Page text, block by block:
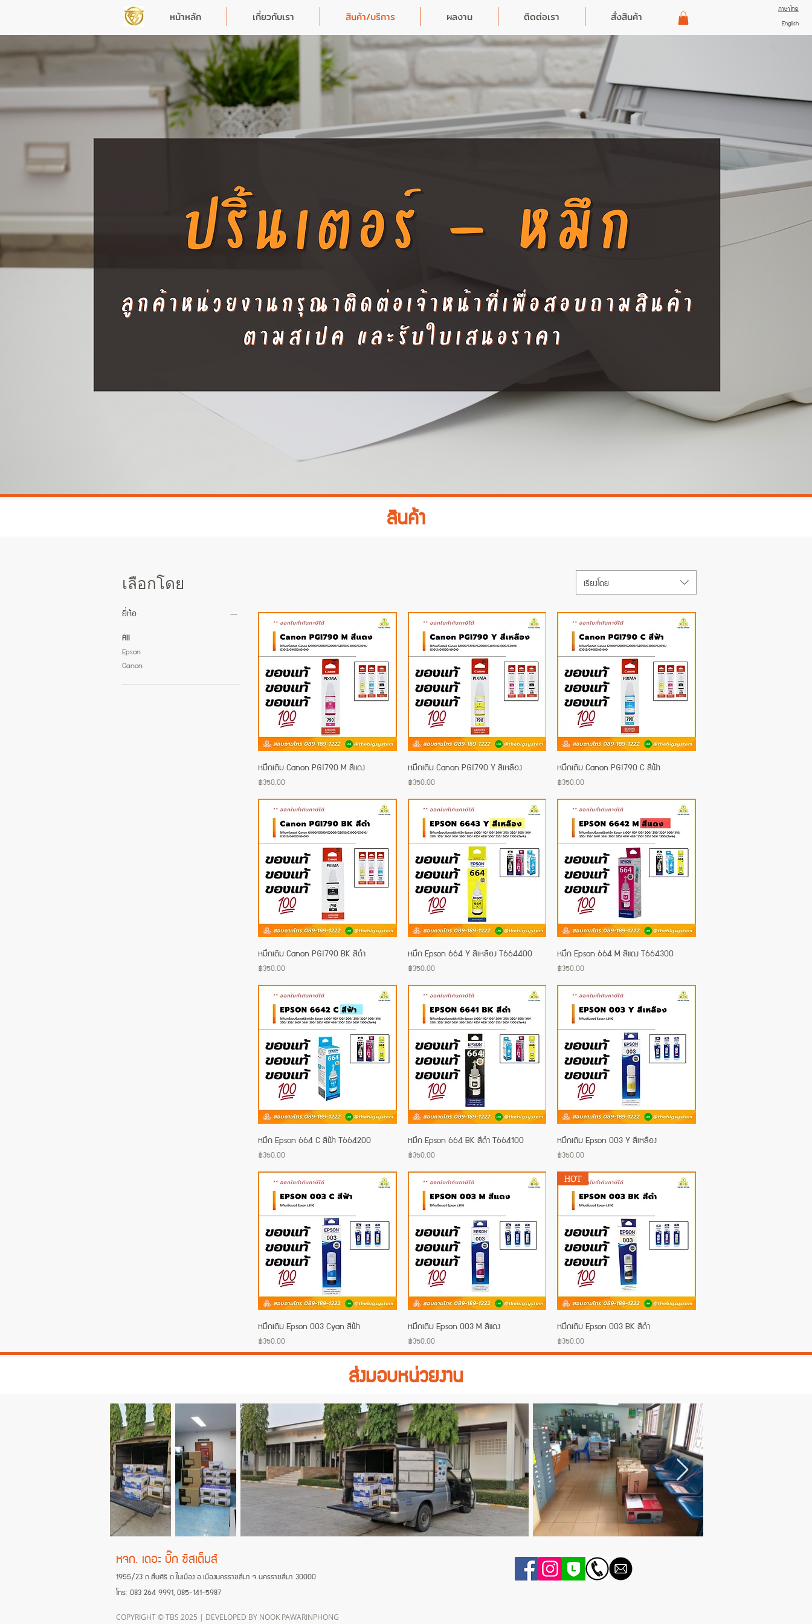
หน้าหลัก เกี่ยวกับเรา สินค้า/บริการ ผลงาน ติดต่อเรา สั่งสินค้า
ภาษาไทย
English
สินค้า
เลือกโดย
ยี่ห้อ
All
Epson
Canon
เรียงโดย
Quick View
หมึกเติม Canon PGI790 M สีแดง
Price
฿350.00
Quick View
หมึกเติม Canon PGI790 Y สีเหลือง
Price
฿350.00
Quick View
หมึกเติม Canon PGI790 C สีฟ้า
Price
฿350.00
Quick View
หมึกเติม Canon PGI790 BK สีดำ
Price
฿350.00
Quick View
หมึก Epson 664 Y สีเหลือง T664400
Price
฿350.00
Quick View
หมึก Epson 664 M สีแดง T664300
Price
฿350.00
Quick View
หมึก Epson 664 C สีฟ้า T664200
Price
฿350.00
Quick View
หมึก Epson 664 BK สีดำ T664100
Price
฿350.00
Quick View
หมึกเติม Epson 003 Y สีเหลือง
Price
฿350.00
Quick View
หมึกเติม Epson 003 Cyan สีฟ้า
Price
฿350.00
Quick View
หมึกเติม Epson 003 M สีแดง
Price
฿350.00
Quick View
HOT
หมึกเติม Epson 003 BK สีดำ
Price
฿350.00
ส่งมอบหน่วยงาน
หจก. เดอะ บิ๊ก ซิสเต็มส์
1955/23 ถ.สืบศิริ ต.ในเมือง อ.เมืองนครราชสีมา จ.นครราชสีมา 30000
โทร: 083 264 9991, 085-141-5987
COPYRIGHT © TBS 2025 | DEVELOPED BY NOOK PAWARINPHONG